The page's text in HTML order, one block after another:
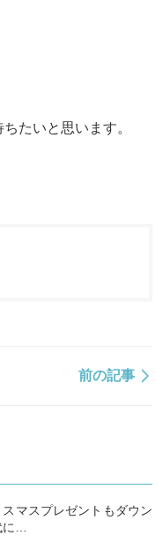
たいと思います。
前の記事
マスプレゼントもダウン
…